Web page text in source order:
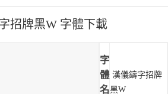
招牌黑W 字體下載
字
體
名
漢儀鑄字招牌
黑W